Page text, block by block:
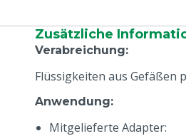
Zusätzliche
Verabreichung:
Flüssigkeiten aus Gefäßen
Anwendung:
Mitgelieferte Adapter: